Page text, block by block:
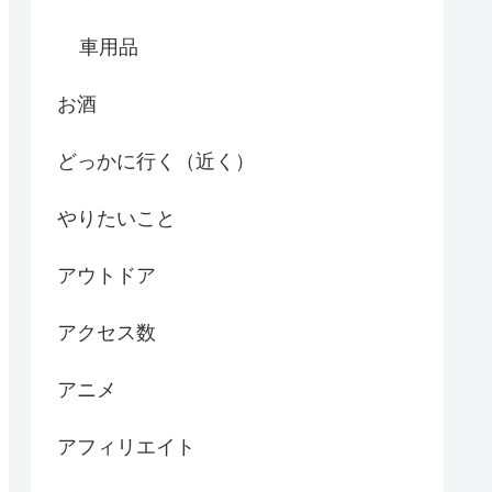
車用品
お酒
どっかに行く（近く）
やりたいこと
アウトドア
アクセス数
アニメ
アフィリエイト